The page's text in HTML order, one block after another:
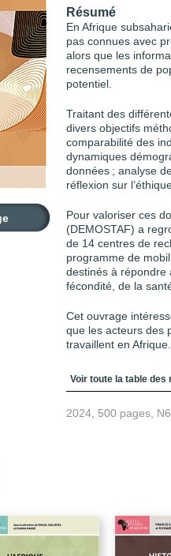
Résumé
En Afrique
pas connues avec
alors que les
recensements de
potentiel.
Traitant des
divers objectifs
comparabilité des
dynamiques
données ; analyse
réflexion sur
Pour valoriser ces
(DEMOSTAF) a
de 14 centres de
programme de
destinés à répondre
fécondité, de la
Cet ouvrage
que les acteurs des
travaillent en Afrique.
Table des
Voir toute la table des
2024, 500 pages,